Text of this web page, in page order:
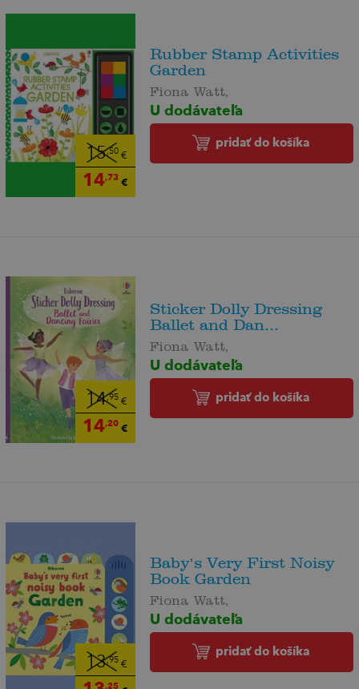
15,50€
14,73€
Rubber Stamp Activities
Garden
Fiona Watt,
U dodávateľa
pridať do košíka
14,95€
14,20€
Sticker Dolly Dressing
Ballet and Dan...
Fiona Watt,
U dodávateľa
pridať do košíka
13,95€
,25
Baby's Very First Noisy
Book Garden
Fiona Watt,
U dodávateľa
pridať do košíka